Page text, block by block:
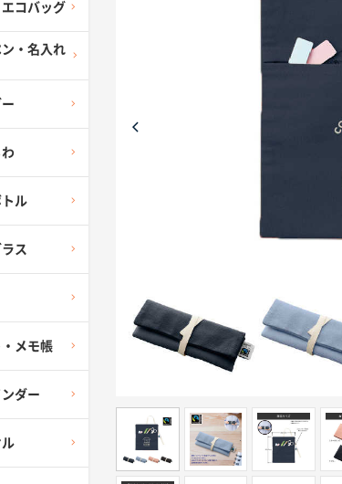
コバッグ
・名入れ
ル
ス
メモ帳
ダー